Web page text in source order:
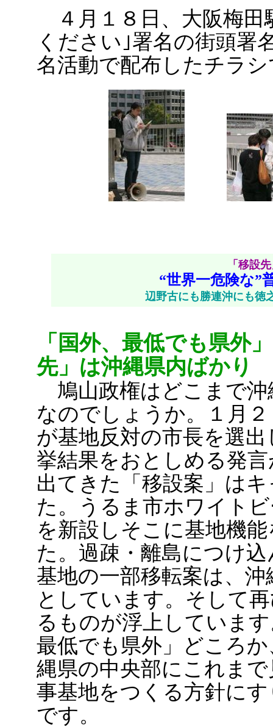
４月１８日、大阪梅田
ください｣署名の街頭署
名活動で配布したチラ
「移設
“世界一危険な”
辺野古にも勝連沖にも徳
「国外、最低でも県外
先」は沖縄県内ばかり
鳩山政権はどこまで沖
なのでしょうか。１月
が基地反対の市長を選
挙結果をおとしめる発
出てきた「移設案」は
た。うるま市ホワイト
を新設しそこに基地機
た。過疎・離島につけ
基地の一部移転案は、
としています。そして
るものが浮上していま
最低でも県外」どころ
縄県の中央部にこれま
事基地をつくる方針に
です。